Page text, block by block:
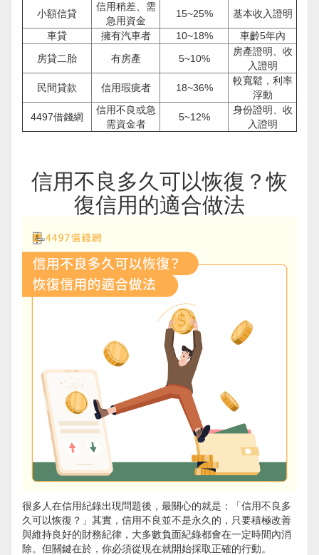
小額信貸
信用稍差、需
急用資金
15~25%
基本收入證明
車貸
擁有汽車者 10~18%
車齡5年內
房貸二胎
有房產 5~10%
房產證明、收
入證明
民間貸款
信用瑕疵者 18~36%
較寬鬆，利率
浮動
4497借錢網
信用不良或急
需資金者
5~12%
身份證明、收
入證明
信用不良多久可以恢復？恢
復信用的適合做法
很多人在信用紀錄出現問題後，最關心的就是：「信用不良多
久可以恢復？」其實，信用不良並不是永久的，只要積極改善
與維持良好的財務紀律，大多數負面紀錄都會在一定時間內消
除。但關鍵在於，你必須從現在就開始採取正確的行動。